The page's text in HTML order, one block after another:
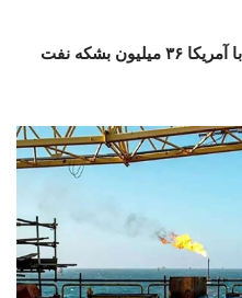
آناتولی: ایران از زمان اعلام توافق با آمریکا ۳۶ میلیون بشکه نفت